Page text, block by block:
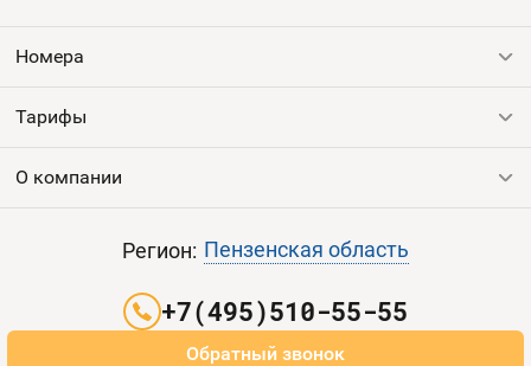
Номера
Все номера
Тарифы
Выгодные тарифы
О компании
Оплата и доставка
Регион: Пензенская область
+7(495)510-55-55
Обратный звонок